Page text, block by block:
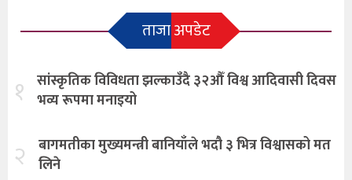
ताजा अपडेट
१ सांस्कृतिक विविधता झल्काउँदै ३२औँ विश्व आदिवासी दिवस
भव्य रूपमा मनाइयो
२ बागमतीका मुख्यमन्त्री बानियाँले भदौ ३ भित्र विश्वासको मत
लिने